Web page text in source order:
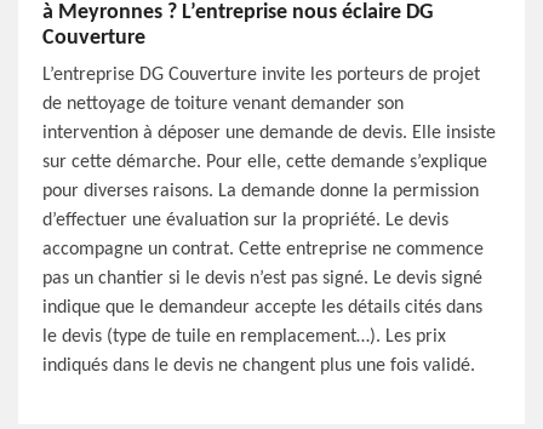
à Meyronnes ? L’entreprise nous éclaire DG
Couverture
L’entreprise DG Couverture invite les porteurs de projet
de nettoyage de toiture venant demander son
intervention à déposer une demande de devis. Elle insiste
sur cette démarche. Pour elle, cette demande s’explique
pour diverses raisons. La demande donne la permission
d’effectuer une évaluation sur la propriété. Le devis
accompagne un contrat. Cette entreprise ne commence
pas un chantier si le devis n’est pas signé. Le devis signé
indique que le demandeur accepte les détails cités dans
le devis (type de tuile en remplacement…). Les prix
indiqués dans le devis ne changent plus une fois validé.